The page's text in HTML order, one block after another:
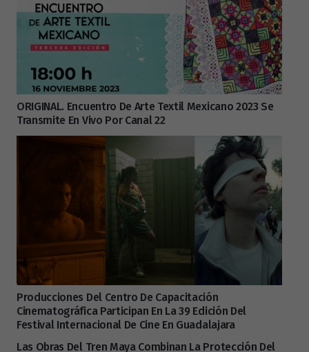
ORIGINAL. Encuentro De Arte Textil Mexicano 2023 Se
Transmite En Vivo Por Canal 22
Producciones Del Centro De Capacitación
Cinematográfica Participan En La 39 Edición Del
Festival Internacional De Cine En Guadalajara
Las Obras Del Tren Maya Combinan La Protección Del